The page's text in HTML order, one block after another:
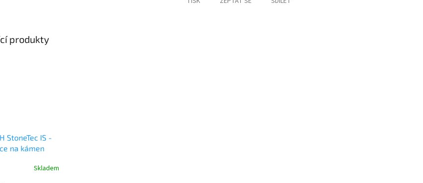
produkty
StoneTec IS -
na kámen
Skladem